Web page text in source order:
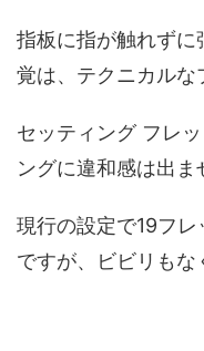
指板に指が触れず
覚は、テクニカルな
セッティング フレ
ングに違和感は出ま
現行の設定で19フ
ですが、ビビリもな